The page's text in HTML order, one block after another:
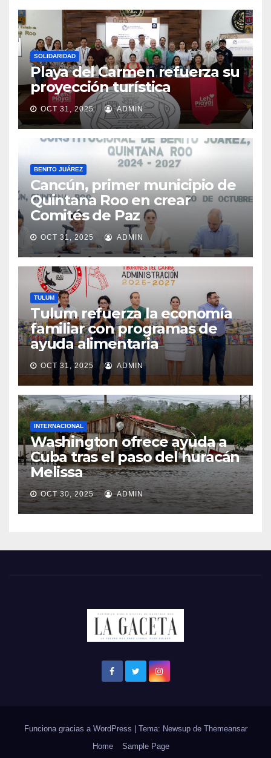
SOLIDARIDAD
Playa del Carmen refuerza su
proyección turística
OCT 31, 2025 ADMIN
BENITO JUÁREZ
Cancún, primer municipio de
Quintana Roo en crear
Comités de Paz
OCT 31, 2025 ADMIN
TULUM
Tulum refuerza la economía
familiar con programas de
ayuda alimentaria
OCT 31, 2025 ADMIN
INTERNACIONAL
Washington ofrece ayuda a
Cuba tras el paso del huracán
Melissa
OCT 30, 2025 ADMIN
Funciona gracias a WordPress Tema: Newsup de Themeansar
Home
Sample Page